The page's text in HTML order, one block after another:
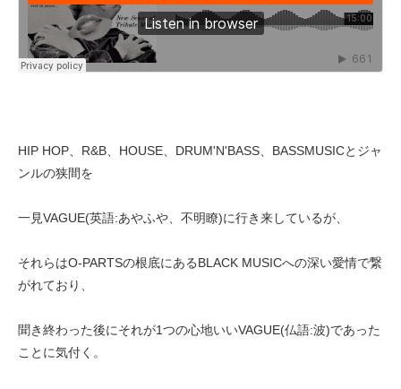
HIP HOP、R&B、HOUSE、DRUM'N'BASS、BASSMUSICとジャ
ンルの狭間を
一見VAGUE(英語:あやふや、不明瞭)に行き来しているが、
それらはO-PARTSの根底にあるBLACK MUSICへの深い愛情で繋
がれており、
聞き終わった後にそれが1つの心地いいVAGUE(仏語:波)であった
ことに気付く。